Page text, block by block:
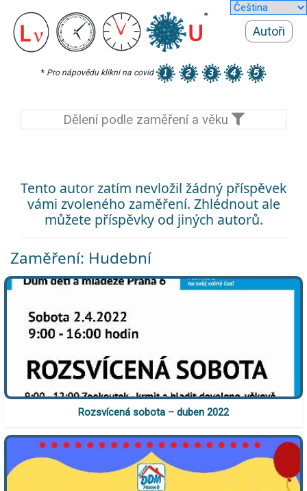
Autoři
* Pro nápovědu klikni na covid
Dělení podle zaměření a věku
Tento autor zatím nevložil žádný příspěvek
vámi zvoleného zaměření. Zhlédnout ale
můžete příspěvky od jiných autorů.
Zaměření: Hudební
Rozsvícená sobota – duben 2022